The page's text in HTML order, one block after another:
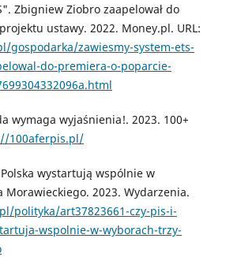
Zbigniew Ziobro zaapelował do
ustawy. 2022. Money.pl. URL:
gospodarka/zawiesmy-system-ets-
do-premiera-o-poparcie-
wymaga wyjaśnienia!. 2023. 100+
100aferpis.pl/
wystartują wspólnie w
Morawieckiego. 2023. Wydarzenia.
polityka/art37823661-czy-pis-i-
wspolnie-w-wyborach-trzy-